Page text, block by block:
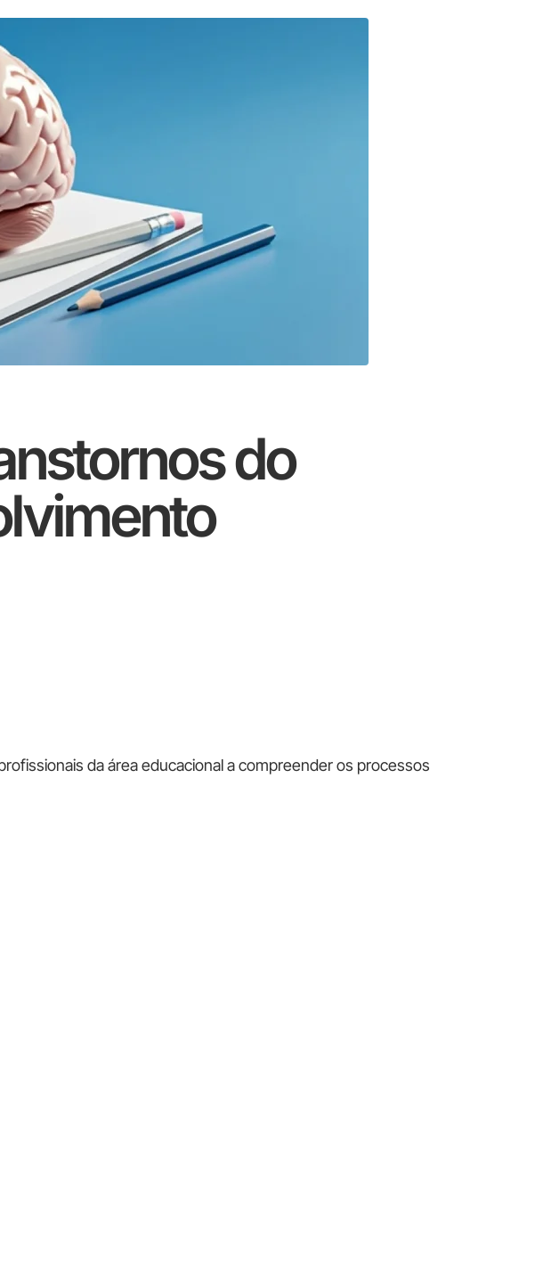
do
da área educacional a compreender os processos